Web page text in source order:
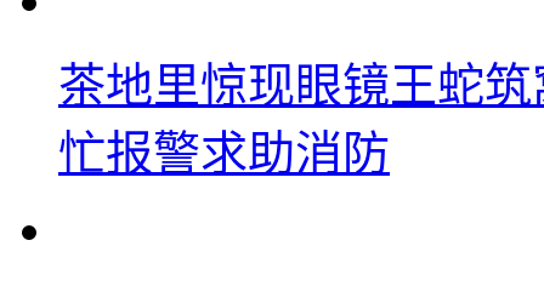
茶地里惊现眼镜王蛇
忙报警求助消防